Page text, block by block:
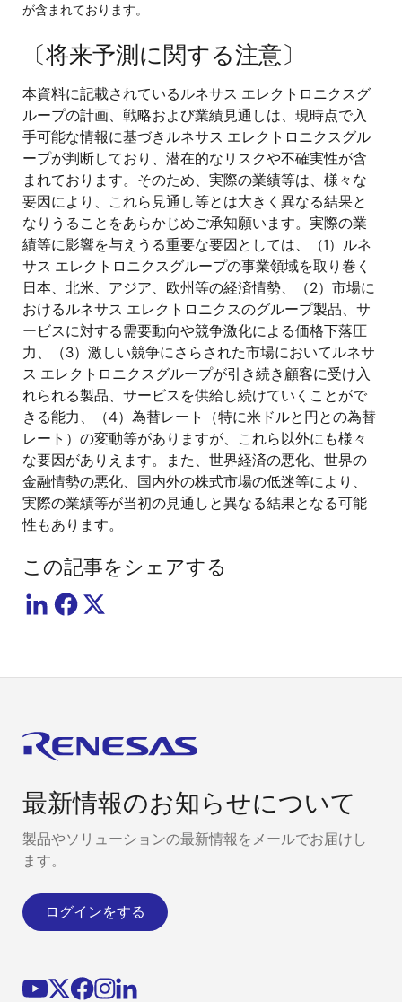
が含まれております。
〔将来予測に関する注意〕
本資料に記載されているルネサス エレクトロニクスグ
ループの計画、戦略および業績見通しは、現時点で入
手可能な情報に基づきルネサス エレクトロニクスグル
ープが判断しており、潜在的なリスクや不確実性が含
まれております。そのため、実際の業績等は、様々な
要因により、これら見通し等とは大きく異なる結果と
なりうることをあらかじめご承知願います。実際の業
績等に影響を与えうる重要な要因としては、（1）ルネ
サス エレクトロニクスグループの事業領域を取り巻く
日本、北米、アジア、欧州等の経済情勢、（2）市場に
おけるルネサス エレクトロニクスのグループ製品、サ
ービスに対する需要動向や競争激化による価格下落圧
力、（3）激しい競争にさらされた市場においてルネサ
ス エレクトロニクスグループが引き続き顧客に受け入
れられる製品、サービスを供給し続けていくことがで
きる能力、（4）為替レート（特に米ドルと円との為替
レート）の変動等がありますが、これら以外にも様々
な要因がありえます。また、世界経済の悪化、世界の
金融情勢の悪化、国内外の株式市場の低迷等により、
実際の業績等が当初の見通しと異なる結果となる可能
性もあります。
この記事をシェアする
最新情報のお知らせについて
製品やソリューションの最新情報をメールでお届けし
ます。
ログインをする